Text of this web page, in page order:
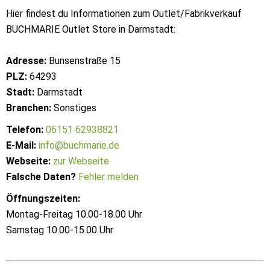
Hier findest du Informationen zum Outlet/Fabrikverkauf
BUCHMARIE Outlet Store in Darmstadt:
Adresse: Bunsenstraße 15
PLZ: 64293
Stadt: Darmstadt
Branchen: Sonstiges
Telefon: 06151 62938821
E-Mail: info@buchmarie.de
Webseite: zur Webseite
Falsche Daten? Fehler melden
Öffnungszeiten:
Montag-Freitag 10.00-18.00 Uhr
Samstag 10.00-15.00 Uhr